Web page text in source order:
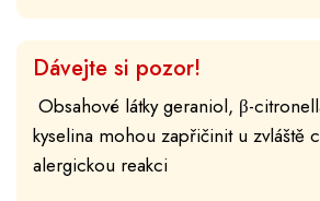
Dávejte si pozor!
Obsahové látky geraniol, β-
kyselina mohou zapřičinit u zvláště
alergickou reakci